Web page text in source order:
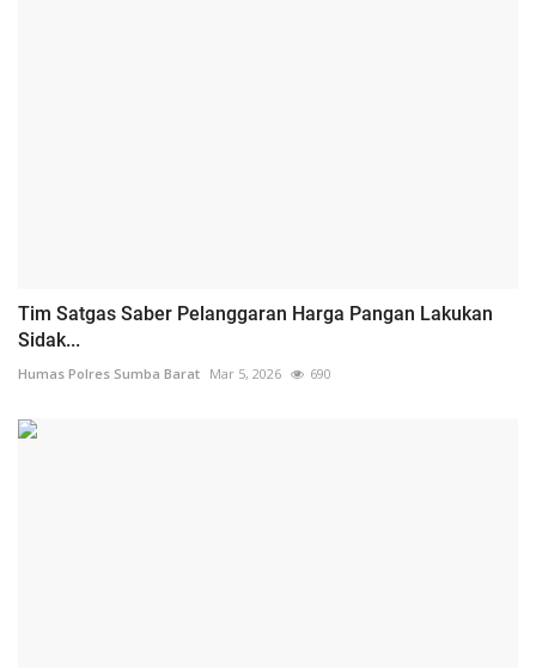
Tim Satgas Saber Pelanggaran Harga Pangan Lakukan
Sidak...
Humas Polres Sumba Barat Mar 5, 2026 690